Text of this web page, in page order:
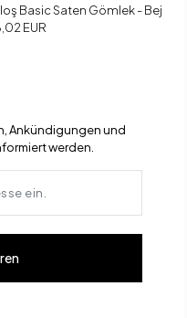
Basic Saten Gömlek - Bej
EUR
Ankündigungen und
werden.